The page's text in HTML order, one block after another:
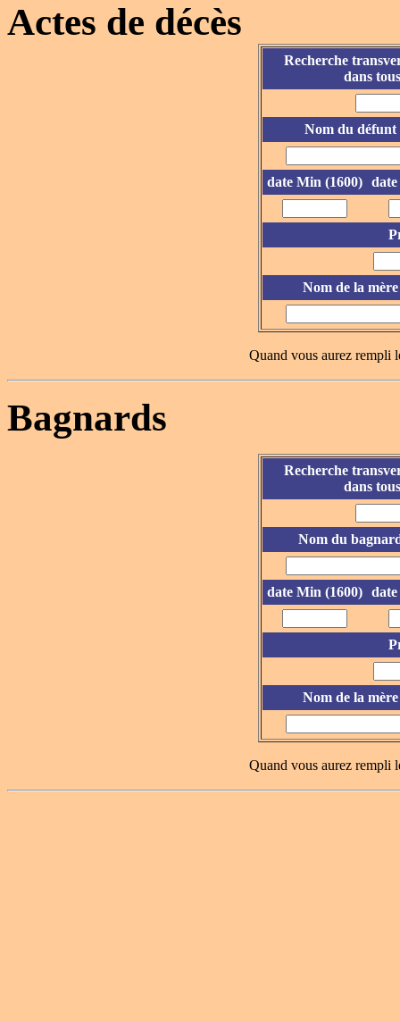
Actes de décès
Recherche
dans
Nom du défunt
date Min (1600)
Nom de la mère
Quand vous aurez rempli
Bagnards
Recherche
dans
Nom du
date Min (1600)
Nom de la mère
Quand vous aurez rempli